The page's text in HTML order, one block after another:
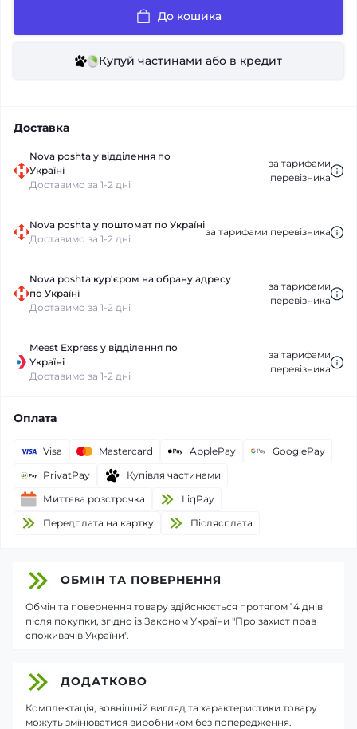
До кошика
Купуй частинами або в кредит
Доставка
Nova poshta у відділення по
Україні
Доставимо за 1-2 дні
за тарифами
перевізника
Nova poshta у поштомат по Україні
Доставимо за 1-2 дні
за тарифами перевізника
Nova poshta кур'єром на обрану адресу
по Україні
Доставимо за 1-2 дні
за тарифами
перевізника
Meest Express у відділення по
Україні
Доставимо за 1-2 дні
за тарифами
перевізника
Оплата
Visa Mastercard ApplePay
GooglePay
PrivatPay
Купівля частинами
Миттєва розстрочка
LiqPay
Передплата на картку
Пiслясплата
ОБМІН ТА ПОВЕРНЕННЯ
Обмін та повернення товару здійснюється протягом 14 днів
після покупки, згідно із Законом України "Про захист прав
споживачів України".
ДОДАТКОВО
Комплектація, зовнішній вигляд та характеристики товару
можуть змінюватися виробником без попередження.